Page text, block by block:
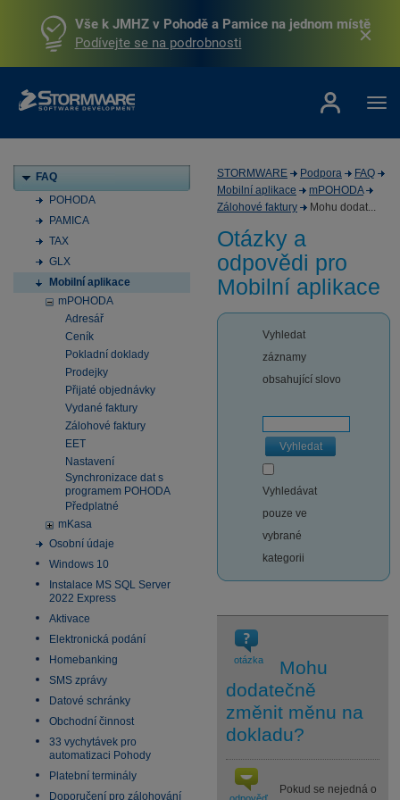
Vše k JMHZ v Pohodě a Pamice na jednom místě
Podívejte se na podrobnosti
FAQ
POHODA
PAMICA
TAX
GLX
Mobilní aplikace
mPOHODA
Adresář
Ceník
Pokladní doklady
Prodejky
Přijaté objednávky
Vydané faktury
Zálohové faktury
EET
Nastavení
Synchronizace dat s
programem POHODA
Předplatné
mKasa
Osobní údaje
Windows 10
Instalace MS SQL Server
2022 Express
Aktivace
Elektronická podání
Homebanking
SMS zprávy
Datové schránky
Obchodní činnost
33 vychytávek pro
automatizaci Pohody
Platební terminály
Doporučení pro zálohování
STORMWARE Podpora
FAQ
Mobilní aplikace
mPOHODA
Zálohové faktury
Mohu dodat...
Otázky a
odpovědi pro
Mobilní aplikace
Vyhledat
záznamy
obsahující slovo
Vyhledat
Vyhledávat
pouze ve
vybrané
kategorii
otázka
Mohu
dodatečně
změnit měnu na
dokladu?
Pokud se nejedná o